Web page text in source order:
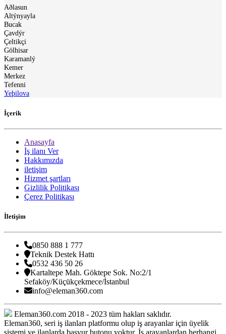
Aðlasun
Altýnyayla
Bucak
Çavdýr
Çeltikçi
Gölhisar
Karamanlý
Kemer
Merkez
Tefenni
Yeþilova
İçerik
Anasayfa
İş ilanı Ver
Hakkımızda
iletişim
Hizmet şartları
Gizlilik Politikası
Çerez Politikası
İletişim
0850 888 1 777
Teknik Destek Hattı
0532 436 50 26
Kartaltepe Mah. Göktepe Sok. No:2/1
Sefaköy/Küçükçekmece/İstanbul
info@eleman360.com
Eleman360.com 2018 - 2023 tüm hakları saklıdır.
Eleman360, seri iş ilanları platformu olup iş arayanlar için üyelik
sistemi ve ilanlarda başvur butonu yoktur. İş arayanlardan herhangi